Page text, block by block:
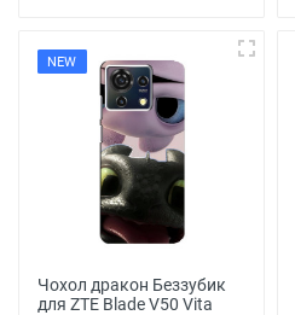
NEW
Чохол дракон Беззубик
для ZTE Blade V50 Vita